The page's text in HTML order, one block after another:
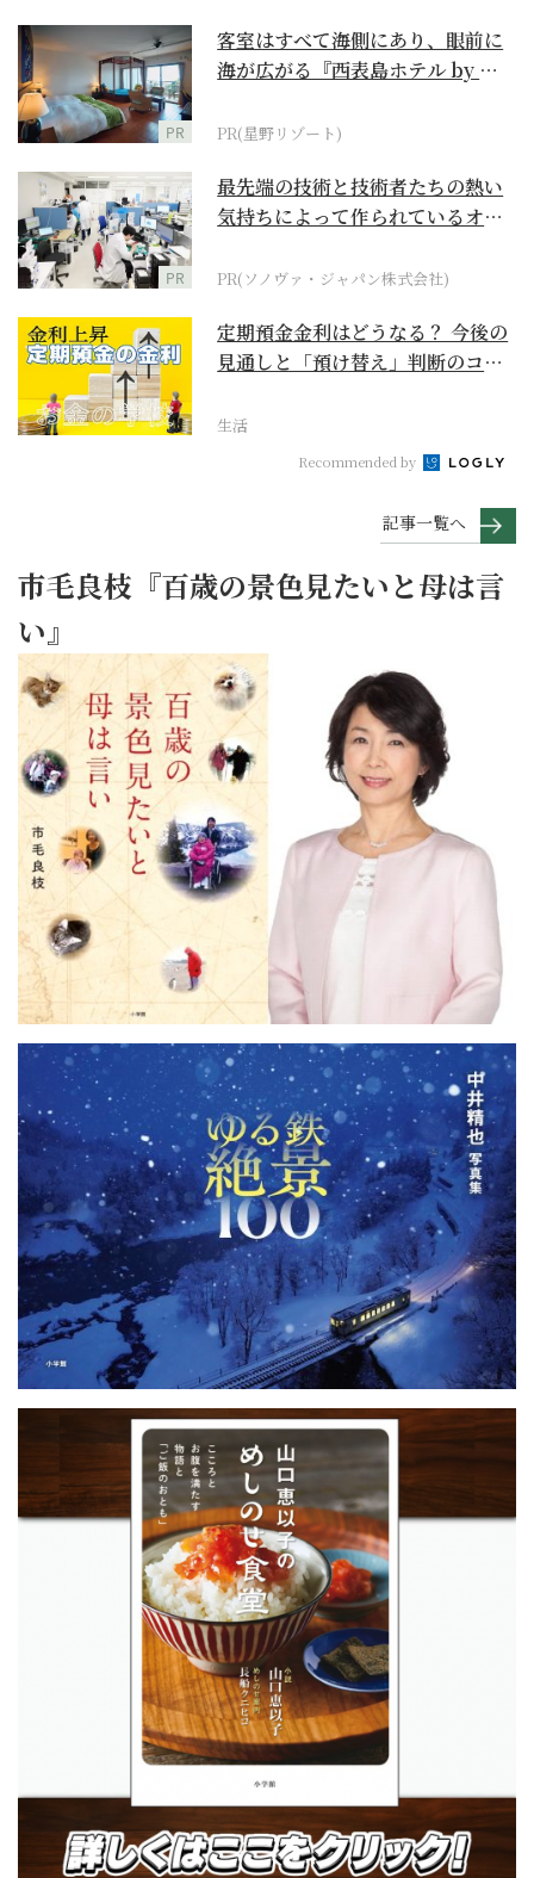
PR
客室はすべて海側にあり、眼前に
海が広がる『西表島ホテル by 星
PR(星野リゾート)
PR
最先端の技術と技術者たちの熱い
気持ちによって作られているオー
PR(ソノヴァ・ジャパン株式会社)
定期預金金利はどうなる？ 今後の
見通しと「預け替え」判断のコツ
生活
Recommended by
記事一覧へ
市毛良枝『百歳の景色見たいと母は言
い』